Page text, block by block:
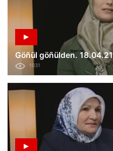
Göñül göñülden.
1031